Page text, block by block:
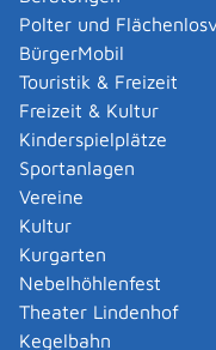
Polter und
BürgerMobil
Touristik & Freizeit
Freizeit & Kultur
Kinderspielplätze
Sportanlagen
Vereine
Kultur
Kurgarten
Nebelhöhlenfest
Theater Lindenhof
Kegelbahn
Sozialarbeiter,
Berufsausbildung
Altersrente -
Ruhestand
Altersrente für
beantragen
Altersrente für
beantragen
Amtliche
Andere
Änderung